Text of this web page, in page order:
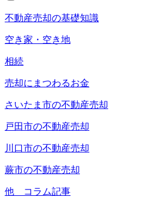
不動産売却の基礎知識
空き家・空き地
相続
売却にまつわるお金
さいたま市の不動産売却
戸田市の不動産売却
川口市の不動産売却
蕨市の不動産売却
他 コラム記事